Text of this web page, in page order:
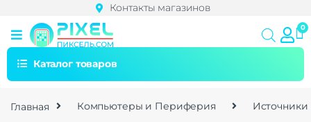
Контакты магазинов
Каталог товаров
Главная Компьютеры и Периферия Источники